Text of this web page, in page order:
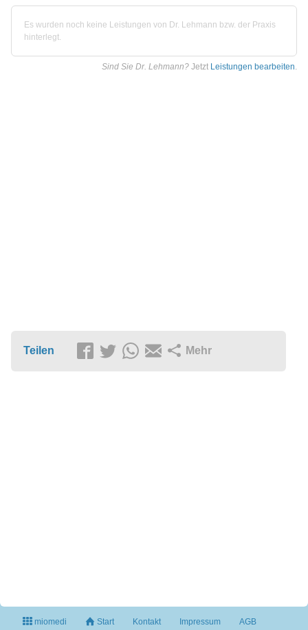
Es wurden noch keine Leistungen von Dr. Lehmann bzw. der Praxis
hinterlegt.
Sind Sie Dr. Lehmann? Jetzt Leistungen bearbeiten.
Teilen Mehr
miomedi Start Kontakt Impressum AGB